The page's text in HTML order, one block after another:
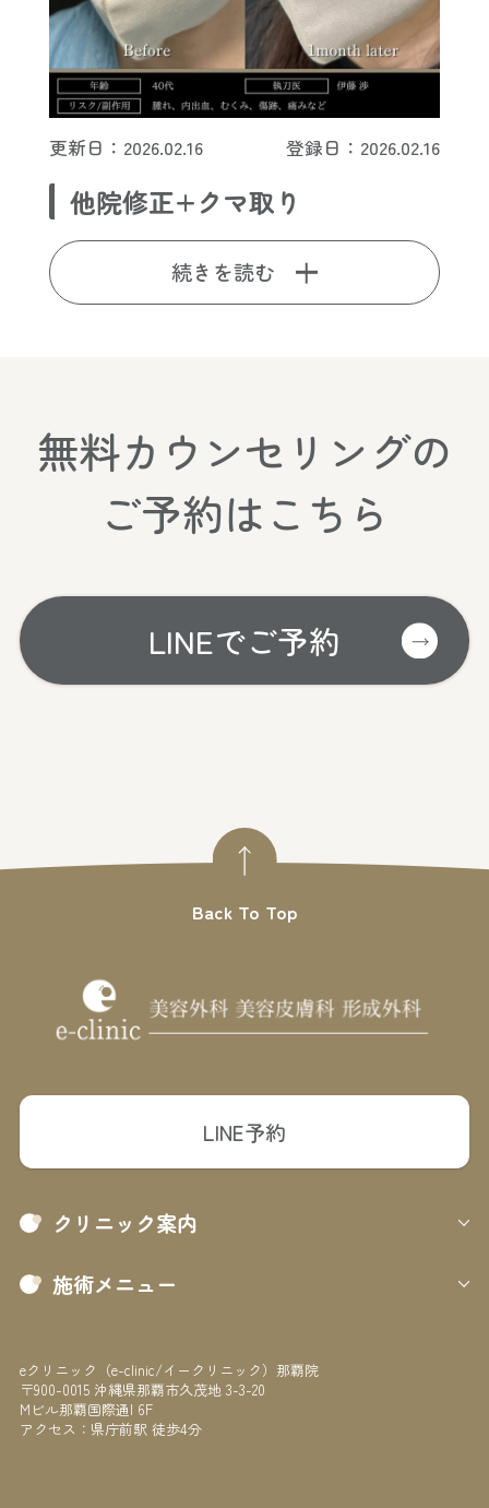
更新日：2026.02.16 登録日：2026.02.16
他院修正+クマ取り
続きを読む
無料カウンセリングの
ご予約はこちら
LINEでご予約
LINE予約
クリニック案内
施術メニュー
eクリニック（e-clinic/イークリニック）那覇院
〒900-0015 沖縄県那覇市久茂地 3-3-20
Mビル那覇国際通I 6F
アクセス：県庁前駅 徒歩4分
Back To Top